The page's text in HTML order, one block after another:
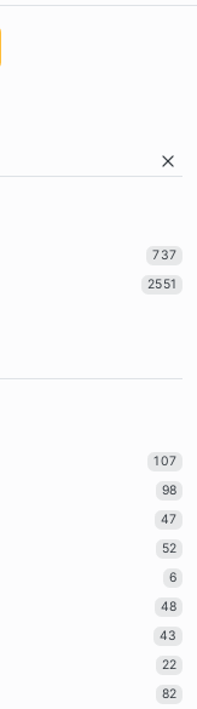
737
2551
107
98
47
52
6
48
43
22
82